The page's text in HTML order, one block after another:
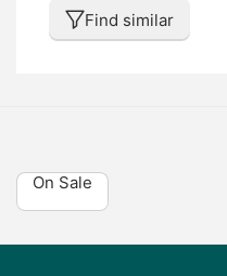
Find similar
On Sale